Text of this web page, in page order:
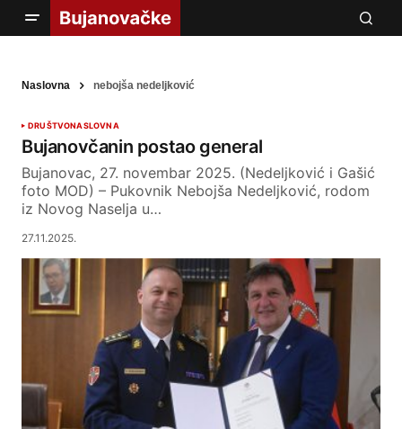
Naslovna nebojša nedeljković
DRUŠTVONASLOVNA
Bujanovčanin postao general
Bujanovac, 27. novembar 2025. (Nedeljković i Gašić
foto MOD) – Pukovnik Nebojša Nedeljković, rodom
iz Novog Naselja u…
27.11.2025.